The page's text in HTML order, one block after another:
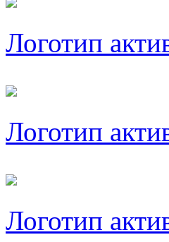
Логотип
Логотип
Логотип